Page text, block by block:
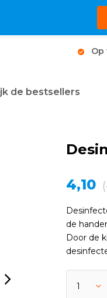
Op
de bestsellers
4,10
de
Door de